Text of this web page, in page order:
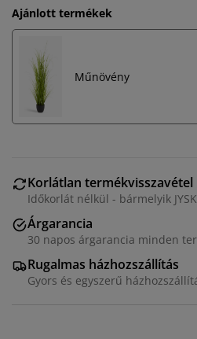
Ajánlott termékek
Műnövény
Korlátlan termékvisszavétel
Időkorlát nélkül - bármelyik
Árgarancia
30 napos árgarancia minden
Rugalmas házhozszállítás
Gyors és egyszerű
Személyre szabott
A JYSK-nél sütiket és
weboldalunkon tett látogatások
Önről a funkcionalitás biztosítása,
releváns marketing érdekében.